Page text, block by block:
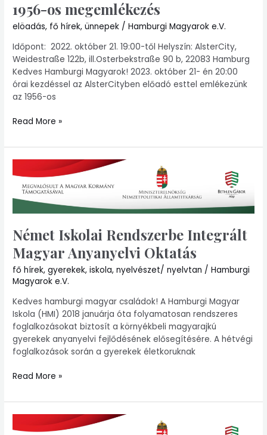
1956-os megemlékezés
elöadás, fő hírek,ünnepek /Hamburgi Magyarok e.V.
Időpont: 2022. október 21. 19:00-től Helyszín: AlsterCity,
Weidestraße 122b, ill.Osterbekstraße 90 b, 22083 Hamburg
Kedves Hamburgi Magyarok! 2023. október 21- én 20:00
órai kezdéssel az AlsterCityben előadó esttel emlékezünk
az 1956-os
Read More »
Német Iskolai Rendszerbe Integrált
Magyar Anyanyelvi Oktatás
fő hírek,gyerekek,iskola,nyelvészet/ nyelvtan /Hamburgi
Magyarok e.V.
Kedves hamburgi magyar családok! A Hamburgi Magyar
Iskola (HMI) 2018 januárja óta folyamatosan rendszeres
foglalkozásokat biztosít a környékbeli magyarajkú
gyerekek anyanyelvi fejlődésének elősegítésére. A hétvégi
foglalkozások során a gyerekek életkoruknak
Iskolai
Rendszerbe
Integrált
Magyar
Anyanyelvi
Oktatás
Read More »
Bálint